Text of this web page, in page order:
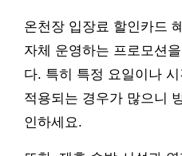
온천장 입장료 할인카드
자체 운영하는 프로모션
다. 특히 특정 요일이나
적용되는 경우가 많으니
인하세요.